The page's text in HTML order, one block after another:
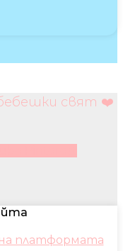
свят ❤️
платформата